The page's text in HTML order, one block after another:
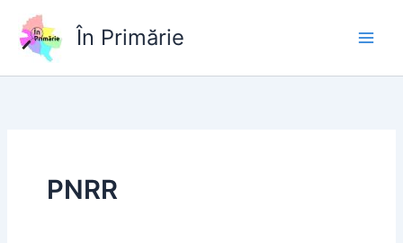
content
În Primărie
PNRR